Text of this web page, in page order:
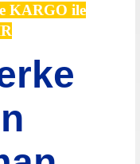
KARGO ile